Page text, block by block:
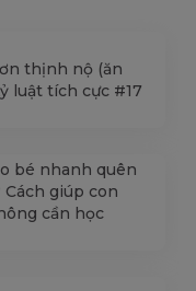
thịnh nộ (ăn
luật tích cực #17
bé nhanh quên
giúp con
cần học